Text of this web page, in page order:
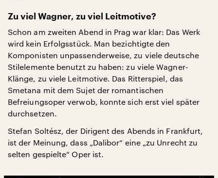
Zu viel Wagner, zu viel Leitmotive?
Schon am zweiten Abend in Prag war klar: Das Werk
wird kein Erfolgsstück. Man bezichtigte den
Komponisten unpassenderweise, zu viele deutsche
Stilelemente benutzt zu haben: zu viele Wagner-
Klänge, zu viele Leitmotive. Das Ritterspiel, das
Smetana mit dem Sujet der romantischen
Befreiungsoper verwob, konnte sich erst viel später
durchsetzen.
Stefan Soltész, der Dirigent des Abends in Frankfurt,
ist der Meinung, dass „Dalibor“ eine „zu Unrecht zu
selten gespielte“ Oper ist.